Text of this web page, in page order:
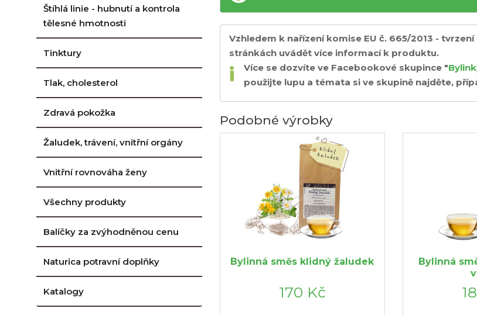
Štíhlá linie - hubnutí a kontrola
tělesné hmotnosti
Tinktury
Tlak, cholesterol
Zdravá pokožka
Žaludek, trávení, vnitřní orgány
Vnitřní rovnováha ženy
Všechny produkty
Balíčky za zvýhodněnou cenu
Naturica potravní doplňky
Katalogy
Vzhledem k nařízení komise EU č. 665/2013 -
stránkách uvádět více informací k produktu.
Více se dozvíte ve Facebookové skupince "
použijte lupu a témata si ve skupině najděte,
Podobné výrobky
Bylinná směs klidný žaludek
170 Kč
Bylinná